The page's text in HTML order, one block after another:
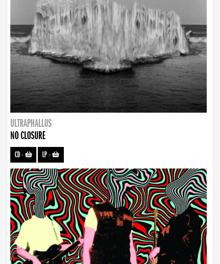
ULTRAPHALLUS
NO CLOSURE
CD- LP-